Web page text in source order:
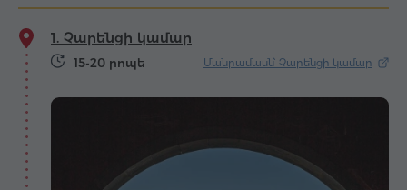
1. Չարենցի կամար
15-20 րոպե Մանրամասն՝ Չարենցի կամար